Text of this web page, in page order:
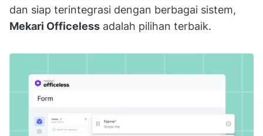
dan siap terintegrasi dengan berbagai sistem,
Mekari Officeless adalah pilihan terbaik.